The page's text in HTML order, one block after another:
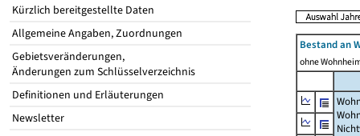
Kürzlich bereitgestellte Daten
Allgemeine Angaben, Zuordnungen
Gebietsveränderungen,
Änderungen zum Schlüsselverzeichnis
Definitionen und Erläuterungen
Newsletter
Bestand an
ohne